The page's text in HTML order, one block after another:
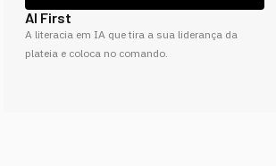
AI First
A literacia em IA que tira a sua liderança da
plateia e coloca no comando.